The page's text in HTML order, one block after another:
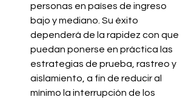
personas en países de ingreso
bajo y mediano. Su éxito
dependerá de la rapidez con que
puedan ponerse en práctica las
estrategias de prueba, rastreo y
aislamiento, a fin de reducir al
mínimo la interrupción de los